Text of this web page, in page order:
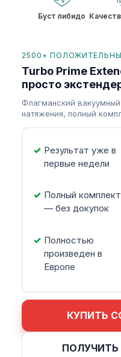
Буст либидо
2500+
Turbo Prime
просто
Флагманский вакуумный
натяжения, полный
Результат уже в
первые недели
Полный комплект
— без докупок
Полностью
произведен в
Европе
КУПИТЬ